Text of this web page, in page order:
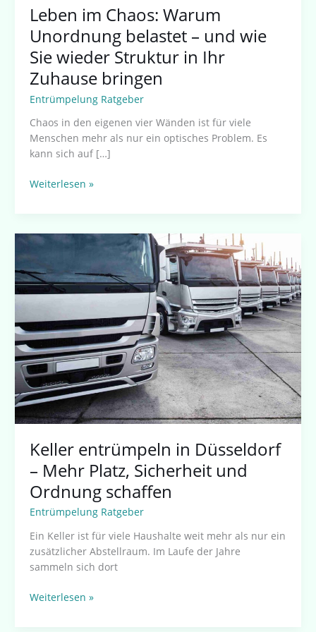
Leben im Chaos: Warum
Unordnung belastet – und wie
Sie wieder Struktur in Ihr
Zuhause bringen
Entrümpelung Ratgeber
Chaos in den eigenen vier Wänden ist für viele
Menschen mehr als nur ein optisches Problem. Es
kann sich auf […]
Ihr
Zuhause
bringen
Weiterlesen »
Keller entrümpeln in Düsseldorf
– Mehr Platz, Sicherheit und
Ordnung schaffen
Entrümpelung Ratgeber
Ein Keller ist für viele Haushalte weit mehr als nur ein
zusätzlicher Abstellraum. Im Laufe der Jahre
sammeln sich dort
Keller
entrümpeln
in
Düsseldorf
Mehr
Platz,
Sicherheit
und
Ordnung
schaffen
Weiterlesen »